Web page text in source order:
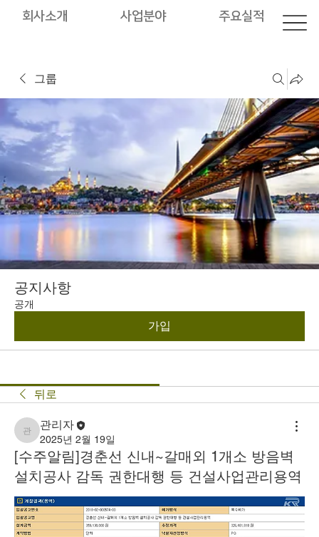
회사소개 사업분야 주요실적
그룹
공지사항
공개
가입
뒤로
관리자
관리자
2025년 2월 19일
[수주알림]경춘선 신내~갈매외 1개소 방음벽
설치공사 감독 권한대행 등 건설사업관리용역